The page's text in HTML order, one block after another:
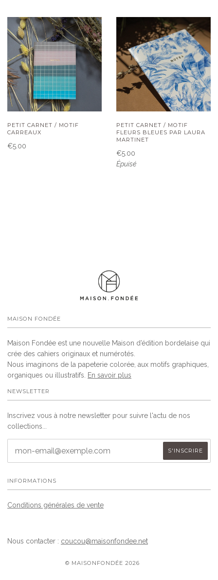
PETIT CARNET / MOTIF
CARREAUX
€5.00
PETIT CARNET / MOTIF
FLEURS BLEUES PAR LAURA
MARTINET
€5.00
Épuisé
MAISON FONDÉE
Maison Fondée est une nouvelle Maison d’édition bordelaise qui
crée des cahiers originaux et numérotés.
Nous imaginons de la papeterie colorée, aux motifs graphiques,
organiques ou illustratifs.
En savoir plus
NEWSLETTER
Inscrivez vous à notre newsletter pour suivre l'actu de nos
collections...
INFORMATIONS
Conditions générales de vente
Nous contacter : coucou@maisonfondee.net
© MAISONFONDÉE 2026